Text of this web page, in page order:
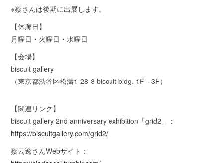
※蔡さんは後期に出展します。
【休廊日】
月曜日・火曜日・水曜日
【会場】
biscuit gallery
（東京都渋谷区松濤1-28-8 biscuit bldg. 1F～3F）
【関連リンク】
biscuit gallery 2nd anniversary exhibition「grid2」：
https://biscuitgallery.com/grid2/
蔡云逸さんWebサイト：